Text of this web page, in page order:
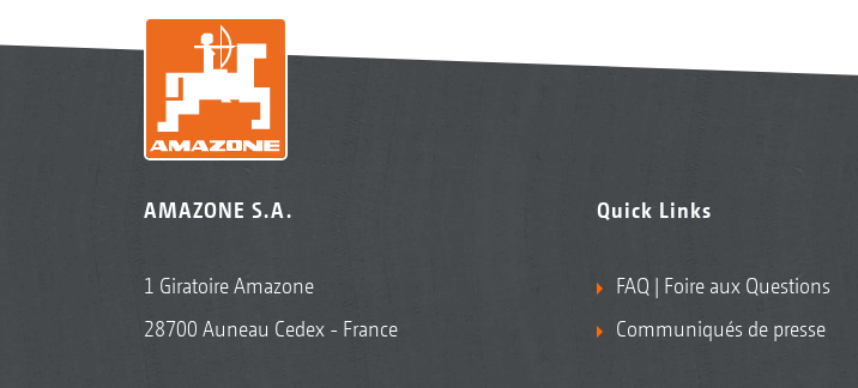
AMAZONE S.A.
1 Giratoire Amazone
28700 Auneau Cedex - France
Quick Links
FAQ | Foire aux Questions
Communiqués de presse